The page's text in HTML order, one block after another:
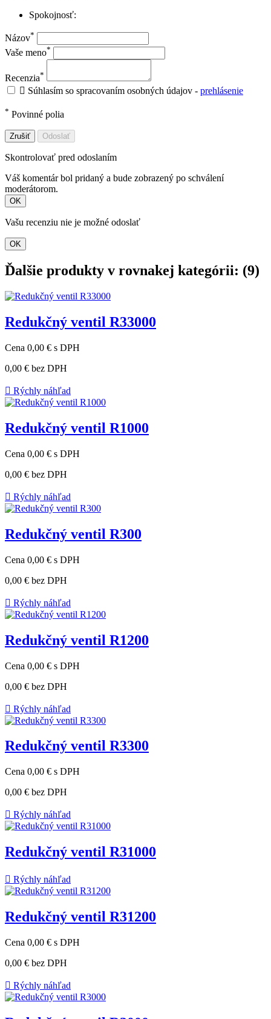
Spokojnosť:
Názov*
Vaše meno*
Recenzia*
 Súhlasím so spracovaním osobných údajov - prehlásenie
* Povinné polia
Zrušiť Odoslať
Skontrolovať pred odoslaním
Váš komentár bol pridaný a bude zobrazený po schválení
moderátorom.
OK
Vašu recenziu nie je možné odoslať
OK
Ďalšie produkty v rovnakej kategórii: (9)
Redukčný ventil R33000
Cena 0,00 € s DPH
0,00 € bez DPH
 Rýchly náhľad
Redukčný ventil R1000
Cena 0,00 € s DPH
0,00 € bez DPH
 Rýchly náhľad
Redukčný ventil R300
Cena 0,00 € s DPH
0,00 € bez DPH
 Rýchly náhľad
Redukčný ventil R1200
Cena 0,00 € s DPH
0,00 € bez DPH
 Rýchly náhľad
Redukčný ventil R3300
Cena 0,00 € s DPH
0,00 € bez DPH
 Rýchly náhľad
Redukčný ventil R31000
 Rýchly náhľad
Redukčný ventil R31200
Cena 0,00 € s DPH
0,00 € bez DPH
 Rýchly náhľad